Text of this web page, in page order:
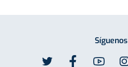
Síguenos